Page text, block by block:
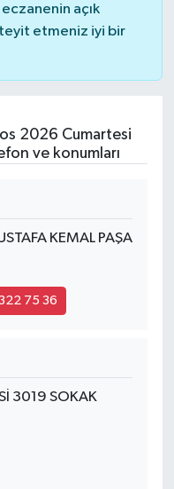
açık
teyit etmeniz iyi bir
2026 Cumartesi
ve konumları
KEMAL PAŞA
75 36
3019 SOKAK